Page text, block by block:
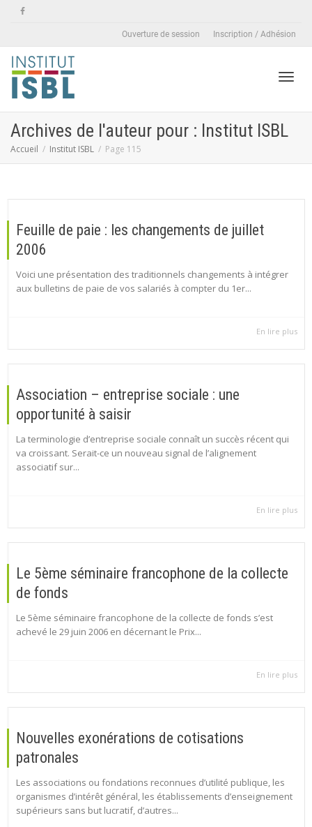
Ouverture de session Inscription / Adhésion
Archives de l'auteur pour : Institut ISBL
Accueil Institut ISBL Page 115
Feuille de paie : les changements de juillet
2006
Voici une présentation des traditionnels changements à intégrer
aux bulletins de paie de vos salariés à compter du 1er...
En lire plus
Association – entreprise sociale : une
opportunité à saisir
La terminologie d’entreprise sociale connaît un succès récent qui
va croissant. Serait-ce un nouveau signal de l’alignement
associatif sur...
En lire plus
Le 5ème séminaire francophone de la collecte
de fonds
Le 5ème séminaire francophone de la collecte de fonds s’est
achevé le 29 juin 2006 en décernant le Prix...
En lire plus
Nouvelles exonérations de cotisations
patronales
Les associations ou fondations reconnues d’utilité publique, les
organismes d’intérêt général, les établissements d’enseignement
supérieurs sans but lucratif, d’autres...